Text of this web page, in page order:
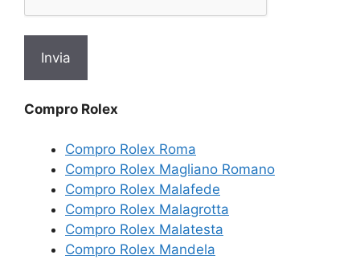
Compro Rolex
Compro Rolex Roma
Compro Rolex Magliano Romano
Compro Rolex Malafede
Compro Rolex Malagrotta
Compro Rolex Malatesta
Compro Rolex Mandela